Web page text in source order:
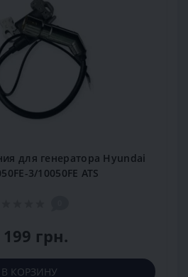
для генератора Hyundai
3/10050FE ATS
199 грн.
В КОРЗИНУ